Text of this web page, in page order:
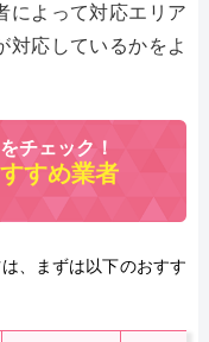
によって対応エリア
対応しているかをよ
チェック！
すめ業者
、まずは以下のおすす